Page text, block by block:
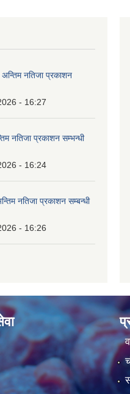
नतिजा प्रकाशन
- 16:27
नतिजा प्रकाशन सम्भन्धी
- 16:24
नतिजा प्रकाशन सम्बन्धी
- 16:26